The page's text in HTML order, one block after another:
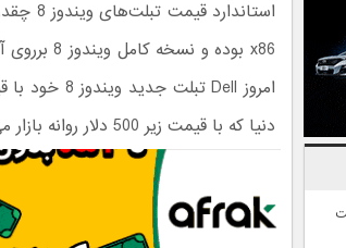
دنیا که با قیمت زیر 500 دلار روانه بازار می‌شود.